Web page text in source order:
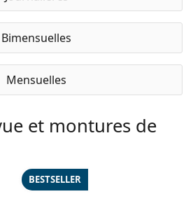
Bimensuelles
Mensuelles
et montures de
BESTSELLER